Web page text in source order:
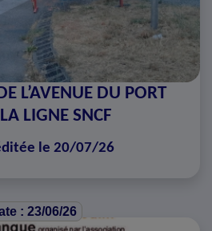
L’AVENUE DU PORT
LIGNE SNCF
le 20/07/26
: 23/06/26